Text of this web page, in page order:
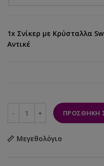
1x Σνίκερ με Κρύσταλλα
Αντικέ
ΠΡΟΣΘΉΚΗ
Μεγεθολόγιο